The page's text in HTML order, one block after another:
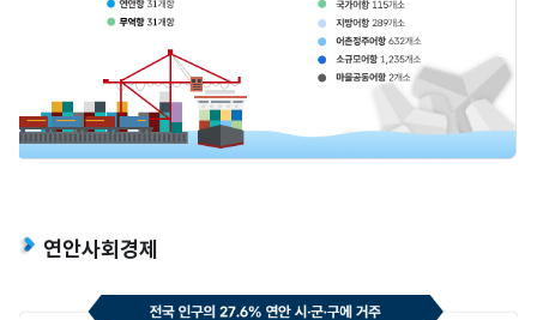
연안사회경제